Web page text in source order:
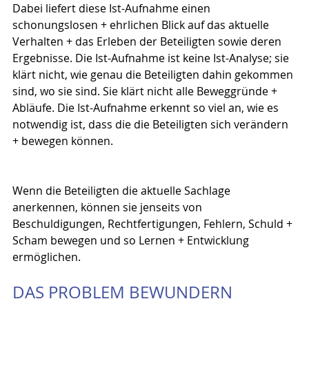
Dabei liefert diese Ist-Aufnahme einen
schonungslosen + ehrlichen Blick auf das aktuelle
Verhalten + das Erleben der Beteiligten sowie deren
Ergebnisse. Die Ist-Aufnahme ist keine Ist-Analyse; sie
klärt nicht, wie genau die Beteiligten dahin gekommen
sind, wo sie sind. Sie klärt nicht alle Beweggründe +
Abläufe. Die Ist-Aufnahme erkennt so viel an, wie es
notwendig ist, dass die die Beteiligten sich verändern
+ bewegen können.
Wenn die Beteiligten die aktuelle Sachlage
anerkennen, können sie jenseits von
Beschuldigungen, Rechtfertigungen, Fehlern, Schuld +
Scham bewegen und so Lernen + Entwicklung
ermöglichen.
DAS PROBLEM BEWUNDERN